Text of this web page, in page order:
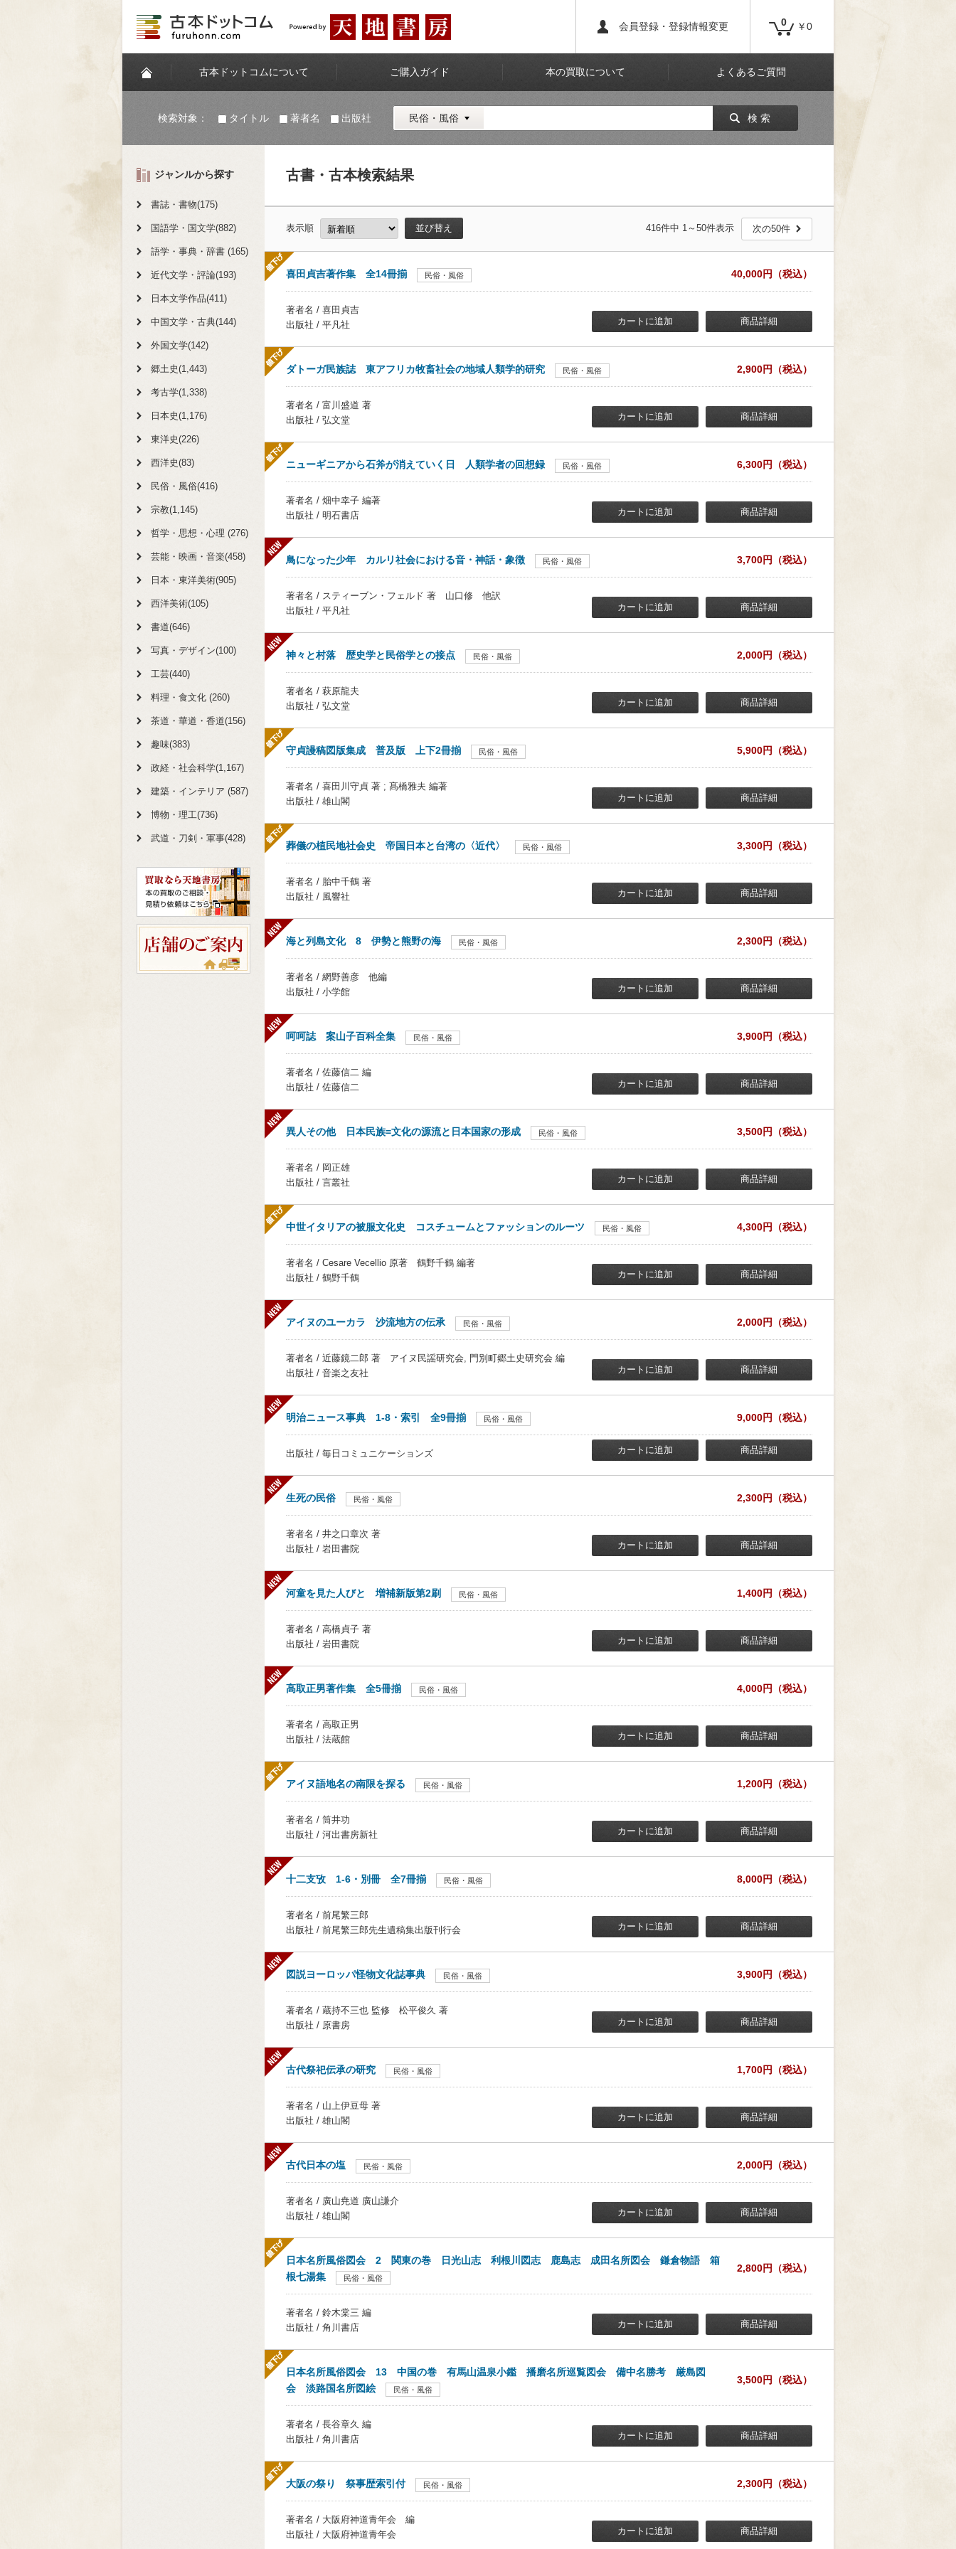
会員登録・登録情報変更 0 ￥0
古本ドットコムについて ご購入ガイド 本の買取について よくあるご質問
検索対象： タイトル 著者名 出版社 民俗・風俗 検 索
ジャンルから探す
書誌・書物(175)
国語学・国文学(882)
語学・事典・辞書 (165)
近代文学・評論(193)
日本文学作品(411)
中国文学・古典(144)
外国文学(142)
郷土史(1,443)
考古学(1,338)
日本史(1,176)
東洋史(226)
西洋史(83)
民俗・風俗(416)
宗教(1,145)
哲学・思想・心理 (276)
芸能・映画・音楽(458)
日本・東洋美術(905)
西洋美術(105)
書道(646)
写真・デザイン(100)
工芸(440)
料理・食文化 (260)
茶道・華道・香道(156)
趣味(383)
政経・社会科学(1,167)
建築・インテリア (587)
博物・理工(736)
武道・刀剣・軍事(428)
古書・古本検索結果
表示順 並び替え 416件中 1～50件表示 次の50件
喜田貞吉著作集 全14冊揃 民俗・風俗 40,000円（税込）
著者名 / 喜田貞吉
出版社 / 平凡社
カートに追加 商品詳細
ダトーガ民族誌 東アフリカ牧畜社会の地域人類学的研究 民俗・風俗 2,900円（税込）
著者名 / 富川盛道 著
出版社 / 弘文堂
カートに追加 商品詳細
ニューギニアから石斧が消えていく日 人類学者の回想録 民俗・風俗 6,300円（税込）
著者名 / 畑中幸子 編著
出版社 / 明石書店
カートに追加 商品詳細
鳥になった少年 カルリ社会における音・神話・象徴 民俗・風俗 3,700円（税込）
著者名 / スティーブン・フェルド 著 山口修 他訳
出版社 / 平凡社
カートに追加 商品詳細
神々と村落 歴史学と民俗学との接点 民俗・風俗 2,000円（税込）
著者名 / 萩原龍夫
出版社 / 弘文堂
カートに追加 商品詳細
守貞謾稿図版集成 普及版 上下2冊揃 民俗・風俗 5,900円（税込）
著者名 / 喜田川守貞 著 ; 髙橋雅夫 編著
出版社 / 雄山閣
カートに追加 商品詳細
葬儀の植民地社会史 帝国日本と台湾の〈近代〉 民俗・風俗 3,300円（税込）
著者名 / 胎中千鶴 著
出版社 / 風響社
カートに追加 商品詳細
海と列島文化 8 伊勢と熊野の海 民俗・風俗 2,300円（税込）
著者名 / 網野善彦 他編
出版社 / 小学館
カートに追加 商品詳細
呵呵誌 案山子百科全集 民俗・風俗 3,900円（税込）
著者名 / 佐藤信二 編
出版社 / 佐藤信二
カートに追加 商品詳細
異人その他 日本民族=文化の源流と日本国家の形成 民俗・風俗 3,500円（税込）
著者名 / 岡正雄
出版社 / 言叢社
カートに追加 商品詳細
中世イタリアの被服文化史 コスチュームとファッションのルーツ 民俗・風俗 4,300円（税込）
著者名 / Cesare Vecellio 原著 鶴野千鶴 編著
出版社 / 鶴野千鶴
カートに追加 商品詳細
アイヌのユーカラ 沙流地方の伝承 民俗・風俗 2,000円（税込）
著者名 / 近藤鏡二郎 著 アイヌ民謡研究会, 門別町郷土史研究会 編
出版社 / 音楽之友社
カートに追加 商品詳細
明治ニュース事典 1-8・索引 全9冊揃 民俗・風俗 9,000円（税込）
出版社 / 毎日コミュニケーションズ カートに追加 商品詳細
生死の民俗 民俗・風俗 2,300円（税込）
著者名 / 井之口章次 著
出版社 / 岩田書院
カートに追加 商品詳細
河童を見た人びと 増補新版第2刷 民俗・風俗 1,400円（税込）
著者名 / 高橋貞子 著
出版社 / 岩田書院
カートに追加 商品詳細
高取正男著作集 全5冊揃 民俗・風俗 4,000円（税込）
著者名 / 高取正男
出版社 / 法蔵館
カートに追加 商品詳細
アイヌ語地名の南限を探る 民俗・風俗 1,200円（税込）
著者名 / 筒井功
出版社 / 河出書房新社
カートに追加 商品詳細
十二支攷 1-6・別冊 全7冊揃 民俗・風俗 8,000円（税込）
著者名 / 前尾繁三郎
出版社 / 前尾繁三郎先生遺稿集出版刊行会
カートに追加 商品詳細
図説ヨーロッパ怪物文化誌事典 民俗・風俗 3,900円（税込）
著者名 / 蔵持不三也 監修 松平俊久 著
出版社 / 原書房
カートに追加 商品詳細
古代祭祀伝承の研究 民俗・風俗 1,700円（税込）
著者名 / 山上伊豆母 著
出版社 / 雄山閣
カートに追加 商品詳細
古代日本の塩 民俗・風俗 2,000円（税込）
著者名 / 廣山尭道 廣山謙介
出版社 / 雄山閣
カートに追加 商品詳細
日本名所風俗図会 2 関東の巻 日光山志 利根川図志 鹿島志 成田名所図会 鎌倉物語 箱
根七湯集
民俗・風俗
2,800円（税込）
著者名 / 鈴木棠三 編
出版社 / 角川書店
カートに追加 商品詳細
日本名所風俗図会 13 中国の巻 有馬山温泉小鑑 播磨名所巡覧図会 備中名勝考 厳島図
会 淡路国名所図絵
民俗・風俗
3,500円（税込）
著者名 / 長谷章久 編
出版社 / 角川書店
カートに追加 商品詳細
大阪の祭り 祭事歴索引付 民俗・風俗 2,300円（税込）
著者名 / 大阪府神道青年会 編
出版社 / 大阪府神道青年会
カートに追加 商品詳細